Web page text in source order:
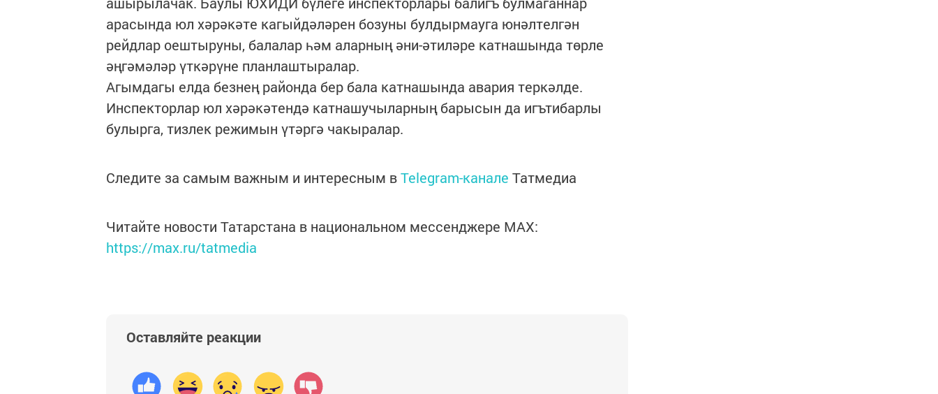
арасында юл хәрәкәте кагыйдәләрен бозуны булдырмауга юнәлтелгән
рейдлар оештыруны, балалар һәм аларның әни-әтиләре катнашында төрле
әңгәмәләр үткәрүне планлаштыралар.
Агымдагы елда безнең районда бер бала катнашында авария теркәлде.
Инспекторлар юл хәрәкәтендә катнашучыларның барысын да игътибарлы
булырга, тизлек режимын үтәргә чакыралар.
Следите за самым важным и интересным вTelegram-канале Татмедиа
Читайте новости Татарстана в национальном мессенджере MАХ:
https://max.ru/tatmedia
Оставляйте реакции